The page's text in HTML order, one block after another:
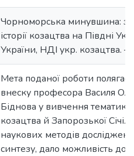
Чорноморська минувшина:
історії козацтва на Півдні
України, НДІ укр. козацтва.
Мета поданої роботи полягає
внеску професора Василя
Біднова у вивчення тематики
козацтва й Запорозької Січі.
наукових методів
синтезу, дало можливість